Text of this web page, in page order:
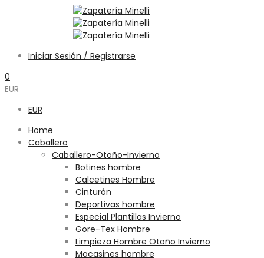
Iniciar Sesión / Registrarse
0
EUR
EUR
Home
Caballero
Caballero-Otoño-Invierno
Botines hombre
Calcetines Hombre
Cinturón
Deportivas hombre
Especial Plantillas Invierno
Gore-Tex Hombre
Limpieza Hombre Otoño Invierno
Mocasines hombre